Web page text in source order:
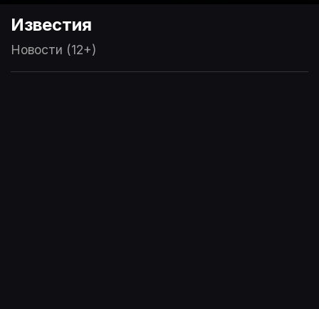
Известия
Новости (12+)